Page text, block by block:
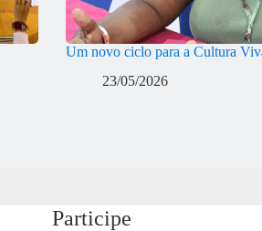
Um novo ciclo para a Cultura
23/05/2026
Participe